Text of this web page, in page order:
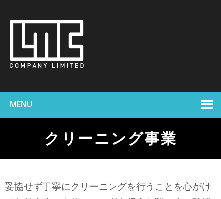
MENU
クリーニング事業
妥協せず丁寧にクリーニングを行うことを心がけ